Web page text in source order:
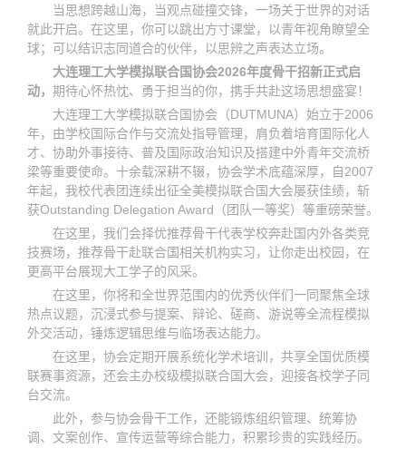
当思想跨越山海，当观点碰撞交锋，一场关于世界的对话
就此开启。在这里，你可以跳出方寸课堂，以青年视角瞭望全
球；可以结识志同道合的伙伴，以思辨之声表达立场。
大连理工大学模拟联合国协会2026年度骨干招新正式启
动， 期待心怀热忱、勇于担当的你，携手共赴这场思想盛宴！
大连理工大学模拟联合国协会（DUTMUNA）始立于2006
年，由学校国际合作与交流处指导管理，肩负着培育国际化人
才、协助外事接待、普及国际政治知识及搭建中外青年交流桥
梁等重要使命。十余载深耕不辍，协会学术底蕴深厚，自2007
年起，我校代表团连续出征全美模拟联合国大会屡获佳绩，斩
获Outstanding Delegation Award（团队一等奖）等重磅荣誉。
在这里，我们会择优推荐骨干代表学校奔赴国内外各类竞
技赛场，推荐骨干赴联合国相关机构实习，让你走出校园，在
更高平台展现大工学子的风采。
在这里，你将和全世界范围内的优秀伙伴们一同聚焦全球
热点议题，沉浸式参与提案、辩论、磋商、游说等全流程模拟
外交活动，锤炼逻辑思维与临场表达能力。
在这里，协会定期开展系统化学术培训，共享全国优质模
联赛事资源，还会主办校级模拟联合国大会，迎接各校学子同
台交流。
此外，参与协会骨干工作，还能锻炼组织管理、统筹协
调、文案创作、宣传运营等综合能力，积累珍贵的实践经历。